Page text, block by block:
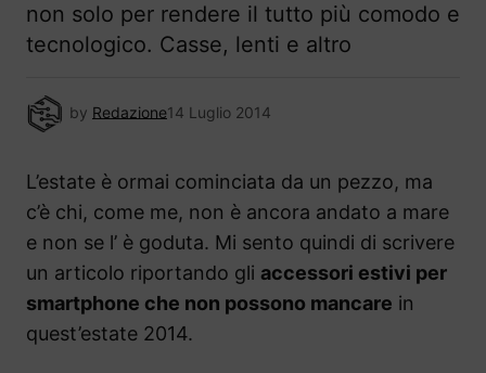
non solo per rendere il tutto più comodo e
tecnologico. Casse, lenti e altro
by Redazione14 Luglio 2014
L’estate è ormai cominciata da un pezzo, ma
c’è chi, come me, non è ancora andato a mare
e non se l’ è goduta. Mi sento quindi di scrivere
un articolo riportando gli accessori estivi per
smartphone che non possono mancare in
quest’estate 2014.